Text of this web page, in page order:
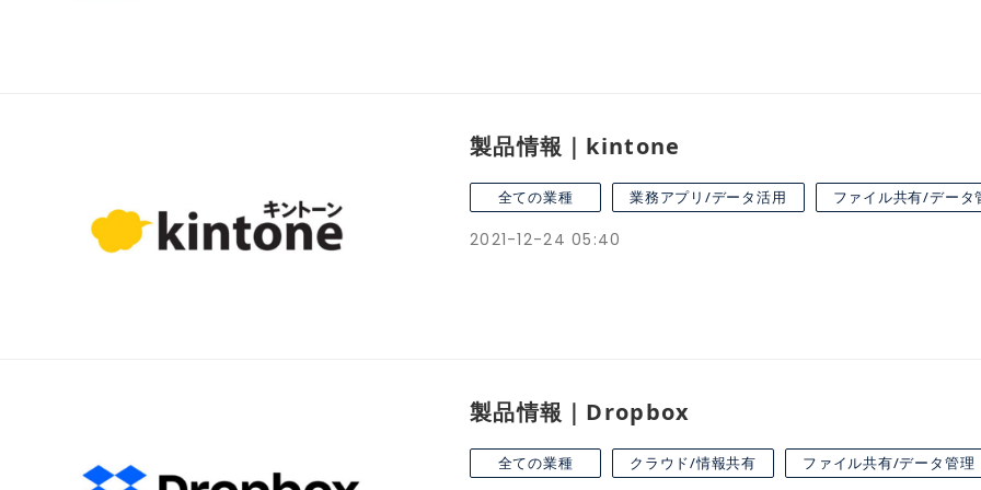
製品情報｜kintone
全ての業種 業務アプリ/データ活用 ファイル共有/データ
2021-12-24 05:40
製品情報｜Dropbox
全ての業種 クラウド/情報共有 ファイル共有/データ管理